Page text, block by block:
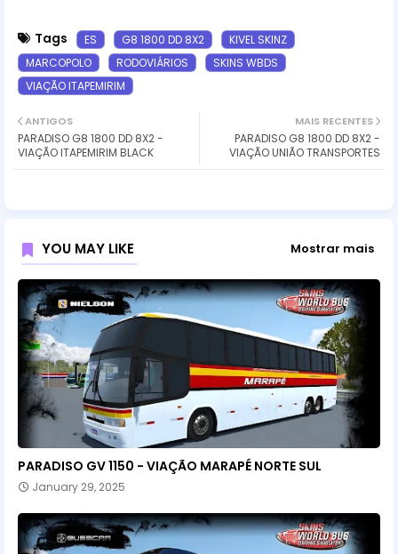
Tags ES G8 1800 DD 8X2
KIVEL SKINZ
MARCOPOLO
RODOVIÁRIOS
SKINS WBDS
VIAÇÃO ITAPEMIRIM
MAIS RECENTES
PARADISO G8 1800 DD 8X2 -
VIAÇÃO UNIÃO TRANSPORTES
ANTIGOS
PARADISO G8 1800 DD 8X2 -
VIAÇÃO ITAPEMIRIM BLACK
YOU MAY LIKE Mostrar mais
PARADISO GV 1150 - VIAÇÃO MARAPÉ NORTE SUL
January 29, 2025